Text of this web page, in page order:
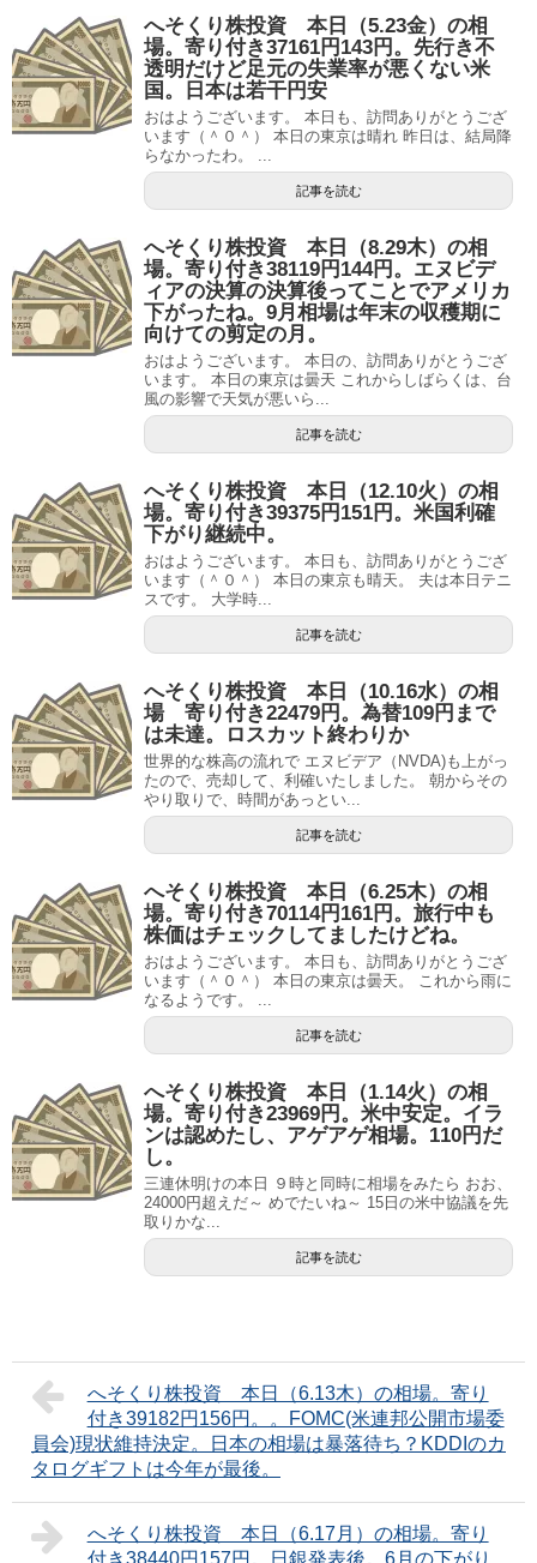
へそくり株投資 本日（5.23金）の相
場。寄り付き37161円143円。先行き不
透明だけど足元の失業率が悪くない米
国。日本は若干円安
おはようございます。 本日も、訪問ありがとうござ
います（＾０＾） 本日の東京は晴れ 昨日は、結局降
らなかったわ。 ...
記事を読む
へそくり株投資 本日（8.29木）の相
場。寄り付き38119円144円。エヌビデ
ィアの決算の決算後ってことでアメリカ
下がったね。9月相場は年末の収穫期に
向けての剪定の月。
おはようございます。 本日の、訪問ありがとうござ
います。 本日の東京は曇天 これからしばらくは、台
風の影響で天気が悪いら...
記事を読む
へそくり株投資 本日（12.10火）の相
場。寄り付き39375円151円。米国利確
下がり継続中。
おはようございます。 本日も、訪問ありがとうござ
います（＾０＾） 本日の東京も晴天。 夫は本日テニ
スです。 大学時...
記事を読む
へそくり株投資 本日（10.16水）の相
場 寄り付き22479円。為替109円まで
は未達。ロスカット終わりか
世界的な株高の流れで エヌビデア（NVDA)も上がっ
たので、売却して、利確いたしました。 朝からその
やり取りで、時間があっとい...
記事を読む
へそくり株投資 本日（6.25木）の相
場。寄り付き70114円161円。旅行中も
株価はチェックしてましたけどね。
おはようございます。 本日も、訪問ありがとうござ
います（＾０＾） 本日の東京は曇天。 これから雨に
なるようです。 ...
記事を読む
へそくり株投資 本日（1.14火）の相
場。寄り付き23969円。米中安定。イラ
ンは認めたし、アゲアゲ相場。110円だ
し。
三連休明けの本日 ９時と同時に相場をみたら おお、
24000円超えだ～ めでたいね～ 15日の米中協議を先
取りかな...
記事を読む
へそくり株投資 本日（6.13木）の相場。寄り
付き39182円156円。。FOMC(米連邦公開市場委
員会)現状維持決定。日本の相場は暴落待ち？KDDIのカ
タログギフトは今年が最後。
へそくり株投資 本日（6.17月）の相場。寄り